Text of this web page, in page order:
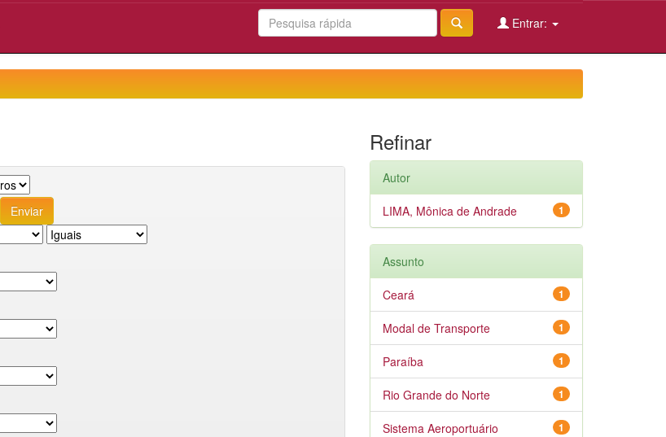
Entrar:
Refinar
Autor
1
LIMA, Mônica de Andrade
Assunto
1
Ceará
1
Modal de Transporte
1
Paraíba
1
Rio Grande do Norte
1
Sistema Aeroportuário